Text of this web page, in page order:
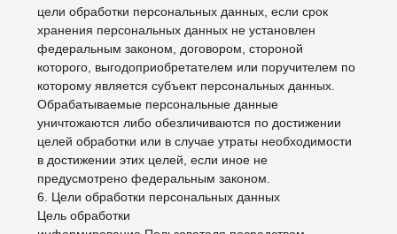
электронной почты на электронный адрес Оператора
asaksonova@gmail.com с пометкой «Отзыв согласия
на обработку персональных данных».
8.5. Вся информация, которая собирается
системами, средствами связи и другими
поставщиками услуг, хранится и обрабатывается
указанными лицами (Операторами) в соответствии с
их Пользовательским соглашением и Политикой
конфиденциальности. Субъект персональных данных
и/или с указанными документами. Оператор не несет
указанных в настоящем пункте поставщиков услуг.
8.6. Установленные субъектом персональных данных
запреты на передачу (кроме предоставления
доступа), а также на обработку или условия обработки
(кроме получения доступа) персональных данных,